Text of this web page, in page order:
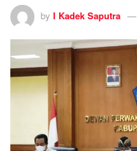
by I Kadek Saputra